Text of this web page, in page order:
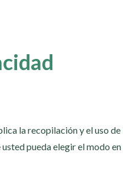
la recopilación y el uso
pueda elegir el modo